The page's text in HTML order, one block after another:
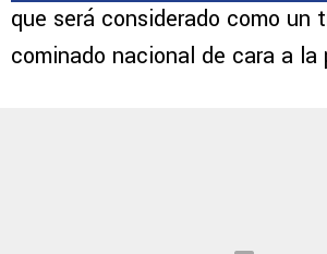
que será considerado como un
cominado nacional de cara a la